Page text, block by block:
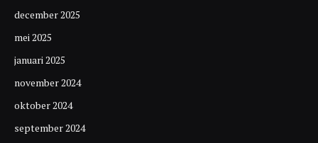
december 2025
mei 2025
januari 2025
november 2024
oktober 2024
september 2024